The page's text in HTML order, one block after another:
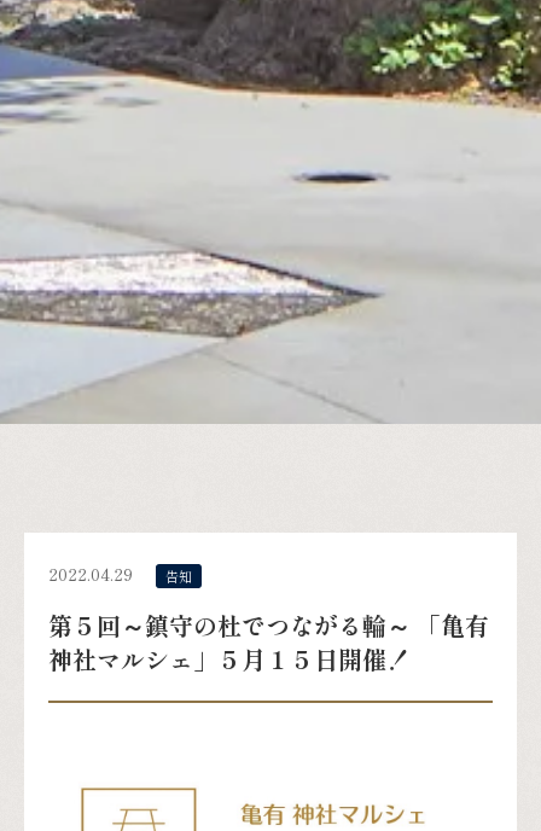
2022.04.29 告知
第５回～鎮守の杜でつながる輪～ 「亀有
神社マルシェ」５月１５日開催！